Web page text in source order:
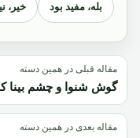
بله، مفید بود خیر،
مقاله قبلی در همین دسته
گوش شنوا و چشم بینا
مقاله بعدی در همین دسته